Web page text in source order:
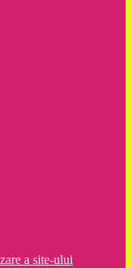
a site-ului